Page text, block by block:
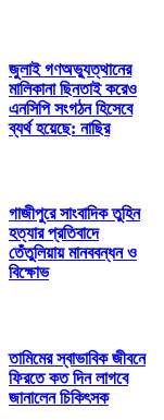
জুলাই গণঅভ্যুত্থানের
মালিকানা ছিনতাই করেও
এনসিপি সংগঠন হিসেবে
ব্যর্থ হয়েছে: নাছির
গাজীপুরে সাংবাদিক তুহিন
হত্যার প্রতিবাদে
তেঁতুলিয়ায় মানববন্ধন ও
বিক্ষোভ
তামিমের স্বাভাবিক জীবনে
ফিরতে কত দিন লাগবে
জানালেন চিকিৎসক